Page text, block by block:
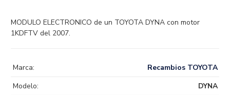
MODULO ELECTRONICO de un TOYOTA DYNA con motor
1KDFTV del 2007.
Marca:
Recambios TOYOTA
Modelo:
DYNA